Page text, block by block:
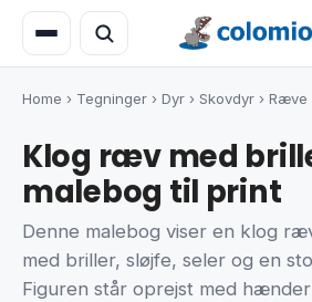
Home › Tegninger › Dyr › Skovdyr › Ræve
Klog ræv med
malebog til print
Denne malebog viser en klog
med briller, sløjfe, seler og en
Figuren står oprejst med